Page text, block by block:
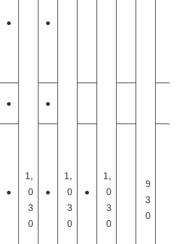
1,
0
3
0
1,
0
3
0
1,
0
3
0
9
3
0
● ●
● ●
● ● ●